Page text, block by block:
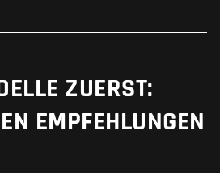
ZUERST:
EMPFEHLUNGEN